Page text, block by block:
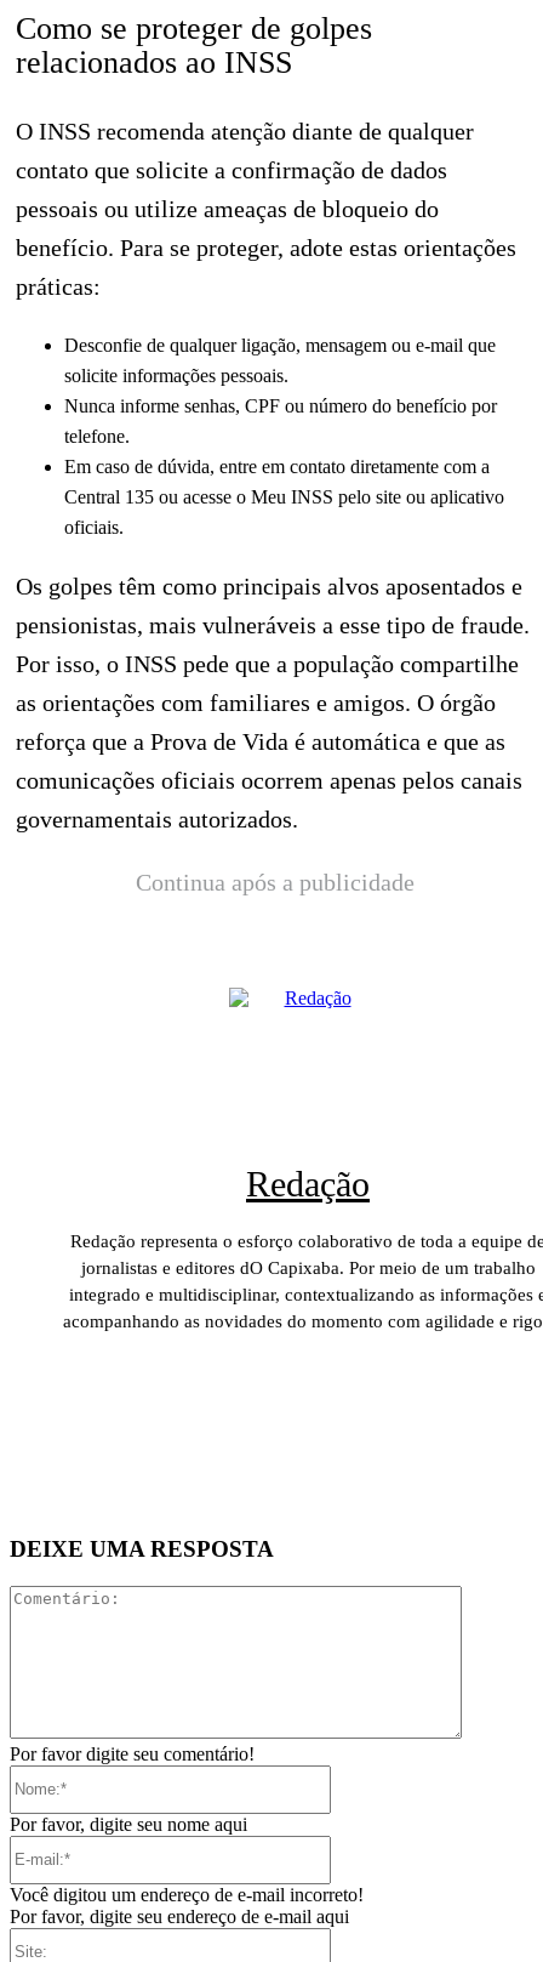
Como se proteger de golpes
relacionados ao INSS
O INSS recomenda atenção diante de qualquer
contato que solicite a confirmação de dados
pessoais ou utilize ameaças de bloqueio do
benefício. Para se proteger, adote estas orientações
práticas:
Desconfie de qualquer ligação, mensagem ou e-mail que
solicite informações pessoais.
Nunca informe senhas, CPF ou número do benefício por
telefone.
Em caso de dúvida, entre em contato diretamente com a
Central 135 ou acesse o Meu INSS pelo site ou aplicativo
oficiais.
Os golpes têm como principais alvos aposentados e
pensionistas, mais vulneráveis a esse tipo de fraude.
Por isso, o INSS pede que a população compartilhe
as orientações com familiares e amigos. O órgão
reforça que a Prova de Vida é automática e que as
comunicações oficiais ocorrem apenas pelos canais
governamentais autorizados.
Continua após a publicidade
Redação
Redação representa o esforço colaborativo de toda a equipe
jornalistas e editores dO Capixaba. Por meio de um trabalho
integrado e multidisciplinar, contextualizando as informações
acompanhando as novidades do momento com agilidade e
DEIXE UMA RESPOSTA
Por favor digite seu comentário!
Por favor, digite seu nome aqui
Você digitou um endereço de e-mail incorreto!
Por favor, digite seu endereço de e-mail aqui